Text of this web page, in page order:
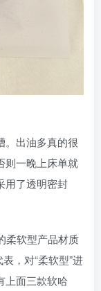
。出油多真的很
则一晚上床单就
用了透明密封
柔软型产品材质
，对“柔软型”进
上面三款软哈